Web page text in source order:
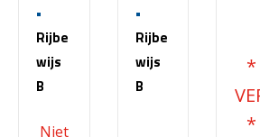
Rijbe
wijs
B
Rijbe
wijs
B